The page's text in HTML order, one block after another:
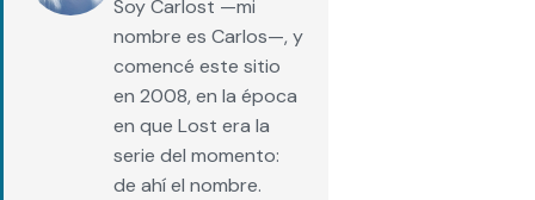
Soy Carlost —mi
nombre es Carlos—, y
comencé este sitio
en 2008, en la época
en que Lost era la
serie del momento:
de ahí el nombre.